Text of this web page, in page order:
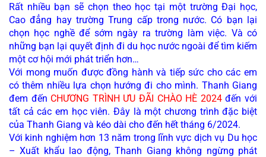
Rất nhiều bạn sẽ chọn theo học tại một trường Đại học,
Cao đẳng hay trường Trung cấp trong nước. Có bạn lại
chọn học nghề để sớm ngày ra trường làm việc. Và có
những bạn lại quyết định đi du học nước ngoài để tìm kiếm
một cơ hội mới phát triển hơn…
Với mong muốn được đồng hành và tiếp sức cho các em
có thêm nhiều lựa chọn hướng đi cho mình. Thanh Giang
đem đến CHƯƠNG TRÌNH ƯU ĐÃI CHÀO HÈ 2024 đến với
tất cả các em học viên. Đây là một chương trình đặc biệt
của Thanh Giang và kéo dài cho đến hết tháng 6/2024.
Với kinh nghiệm hơn 13 năm trong lĩnh vực dịch vụ Du học
– Xuất khẩu lao động, Thanh Giang không ngừng phát